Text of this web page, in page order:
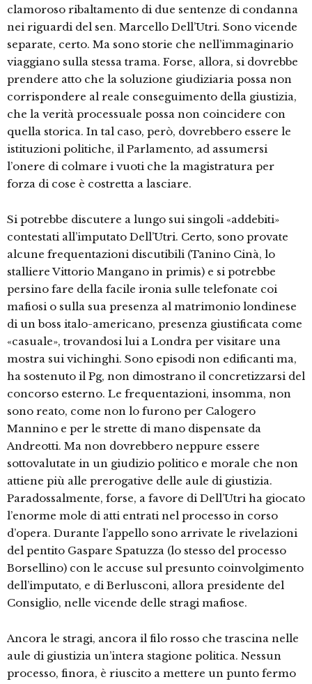
clamoroso ribaltamento di due sentenze di condanna
nei riguardi del sen. Marcello Dell’Utri. Sono vicende
separate, certo. Ma sono storie che nell’immaginario
viaggiano sulla stessa trama. Forse, allora, si dovrebbe
prendere atto che la soluzione giudiziaria possa non
corrispondere al reale conseguimento della giustizia,
che la verità processuale possa non coincidere con
quella storica. In tal caso, però, dovrebbero essere le
istituzioni politiche, il Parlamento, ad assumersi
l’onere di colmare i vuoti che la magistratura per
forza di cose è costretta a lasciare.
Si potrebbe discutere a lungo sui singoli «addebiti»
contestati all’imputato Dell’Utri. Certo, sono provate
alcune frequentazioni discutibili (Tanino Cinà, lo
stalliere Vittorio Mangano in primis) e si potrebbe
persino fare della facile ironia sulle telefonate coi
mafiosi o sulla sua presenza al matrimonio londinese
di un boss italo-americano, presenza giustificata come
«casuale», trovandosi lui a Londra per visitare una
mostra sui vichinghi. Sono episodi non edificanti ma,
ha sostenuto il Pg, non dimostrano il concretizzarsi del
concorso esterno. Le frequentazioni, insomma, non
sono reato, come non lo furono per Calogero
Mannino e per le strette di mano dispensate da
Andreotti. Ma non dovrebbero neppure essere
sottovalutate in un giudizio politico e morale che non
attiene più alle prerogative delle aule di giustizia.
Paradossalmente, forse, a favore di Dell’Utri ha giocato
l’enorme mole di atti entrati nel processo in corso
d’opera. Durante l’appello sono arrivate le rivelazioni
del pentito Gaspare Spatuzza (lo stesso del processo
Borsellino) con le accuse sul presunto coinvolgimento
dell’imputato, e di Berlusconi, allora presidente del
Consiglio, nelle vicende delle stragi mafiose.
Ancora le stragi, ancora il filo rosso che trascina nelle
aule di giustizia un’intera stagione politica. Nessun
processo, finora, è riuscito a mettere un punto fermo